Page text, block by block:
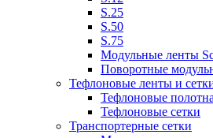
S.25
S.50
S.75
Модульные ленты
Поворотные
Тефлоновые ленты и
Тефлоновые полотна
Тефлоновые сетки
Транспортерные сетки